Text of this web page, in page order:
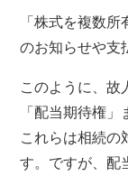
「株式を複数
のお知らせや支
このように、故
「配当期待権
これらは相続の
す。ですが、配